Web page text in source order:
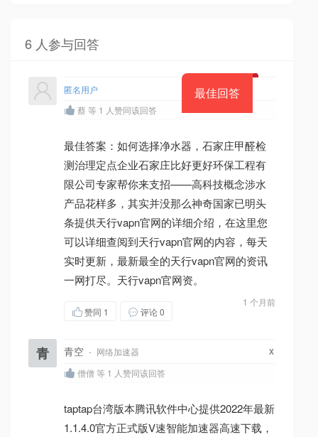
6 人参与回答
最佳回答
匿名用户
蔡 等 1 人赞同该回答
最佳答案：如何选择净水器，石家庄甲醛检
测治理定点企业石家庄比好更好环保工程有
限公司专家帮你来支招——高科技概念涉水
产品花样多，其实并没那么神奇国家已明头
条提供天行vapn官网的详细介绍，在这里您
可以详细查阅到天行vapn官网的内容，每天
实时更新，最新最全的天行vapn官网的资讯
一网打尽。天行vapn官网资。
1 个月前
赞同 1 评论 0
青 青空 · 网络加速器 x
僧僧 等 1 人赞同该回答
taptap台湾版本腾讯软件中心提供2022年最新
1.1.4.0官方正式版V速智能加速器高速下载，